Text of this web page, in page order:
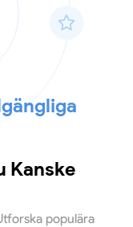
Kanske
populära